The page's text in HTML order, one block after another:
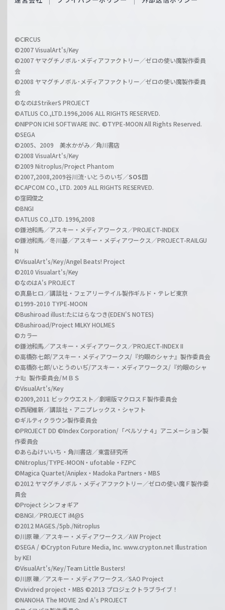
a
r
z
i
l
h
a
n
l
©CIRCUS
©2007 VisualArt's/Key
©2007 ヤマグチノボル･メディアファクトリー／ゼロの使い魔製作委員
会
©2008 ヤマグチノボル･メディアファクトリー／ゼロの使い魔製作委員
会
©なのはStrikerS PROJECT
©ATLUS CO.,LTD.1996,2006 ALL RIGHTS RESERVED.
©NIPPON ICHI SOFTWARE INC. ©TYPE-MOON All Rights Reserved.
©SEGA
©2005、2009 美水かがみ／角川書店
©2008 VisualArt's/Key
©2009 Nitroplus/Project Phantom
©2007,2008,2009谷川流･いとうのいぢ／SOS団
©CAPCOM CO., LTD. 2009 ALL RIGHTS RESERVED.
©窪岡俊之
©BNGI
©ATLUS CO.,LTD. 1996,2008
©鎌池和馬／アスキー・メディアワークス／PROJECT-INDEX
©鎌池和馬／冬川基／アスキー・メディアワークス／PROJECT-RAILGU
N
©VisualArt's/Key/Angel Beats! Project
©2010 Visualart's/Key
©なのはA's PROJECT
©真島ヒロ／講談社・フェアリーテイル製作ギルド・テレビ東京
©1999-2010 TYPE-MOON
©Bushiroad illust:たにはらなつき(EDEN'S NOTES)
©Bushiroad/Project MILKY HOLMES
©カラー
©鎌池和馬／アスキー・メディアワークス／PROJECT-INDEX II
©高橋弥七郎/アスキー・メディアワークス/『灼眼のシャナ』製作委員会
©高橋弥七郎/いとうのいぢ/アスキー・メディアワークス/『灼眼のシャ
ナII』製作委員会/ＭＢＳ
©VisualArt's/Key
©2009,2011 ビックウエスト／劇場版マクロスＦ製作委員会
©西尾維新／講談社・アニプレックス・シャフト
©ギルティクラウン製作委員会
©PROJECT DD ©Index Corporation/「ペルソナ４」アニメーション製
作委員会
©あらゐけいいち・角川書店／東雲研究所
©Nitroplus/TYPE-MOON・ufotable・FZPC
©Magica Quartet/Aniplex・Madoka Partners・MBS
©2012 ヤマグチノボル・メディアファクトリー／ゼロの使い魔Ｆ製作委
員会
©Project シンフォギア
©BNGI／PROJECT iM@S
©2012 MAGES./5pb./Nitroplus
©川原 礫／アスキー・メディアワークス／AW Project
©SEGA / ©Crypton Future Media, Inc. www.crypton.net Illustration
by KEI
©VisualArt's/Key/Team Little Busters!
©川原 礫／アスキー・メディアワークス／SAO Project
©vividred project・MBS ©2013 プロジェクトラブライブ！
©NANOHA The MOVIE 2nd A's PROJECT